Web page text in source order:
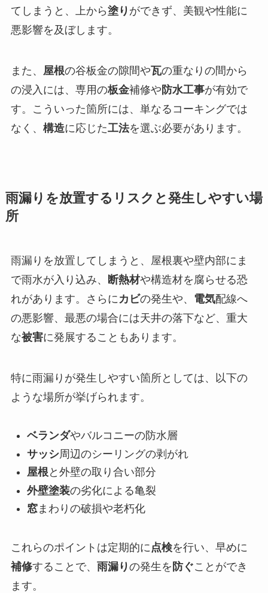
てしまうと、上から塗り ができず、美観や性能に
悪影響を及ぼします。
また、 屋根の谷板金の隙間や瓦の重なりの間から
の浸入には、専用の板金補修や 防水工事が有効で
す。こういった箇所には、単なるコーキングでは
なく、 構造に応じた工法を選ぶ必要があります。
雨漏りを放置するリスクと発生しやすい場
所
雨漏りを放置してしまうと、屋根裏や壁内部にま
で雨水が入り込み、
断熱材や構造材を腐らせる恐
れがあります。さらに カビの発生や、 電気配線へ
の悪影響、最悪の場合には天井の落下など、重大
な被害に発展することもあります。
特に雨漏りが発生しやすい箇所としては、以下の
ような場所が挙げられます。
ベランダやバルコニーの防水層
サッシ周辺のシーリングの剥がれ
屋根 と外壁の取り合い部分
外壁塗装の劣化による亀裂
窓まわりの破損や老朽化
これらのポイントは定期的に点検を行い、早めに
補修することで、 雨漏りの発生を 防ぐことができ
ます。